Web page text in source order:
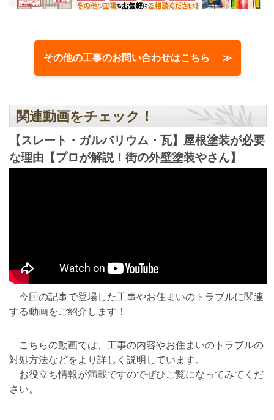
その他の工事のお問い合わせはこちら ≫
関連動画をチェック！
【スレート・ガルバリウム・瓦】屋根塗装が必要
な理由【プロが解説！街の外壁塗装やさん】
今回の記事で登場した工事やお住まいのトラブルに関連
する動画をご紹介します！
こちらの動画では、工事の内容やお住まいのトラブルの
対処方法などをより詳しく説明しています。
お役立ち情報が満載ですのでぜひご覧になってみてくだ
さい。